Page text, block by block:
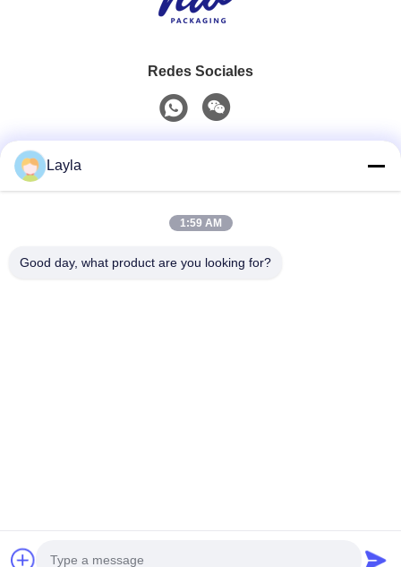
Redes Sociales
0086-18688885859
2025-2026 Guangdong Huawei Printing and Packaging Co., Ltd. .
Layla
1:59 AM
Good day, what product are you looking for?